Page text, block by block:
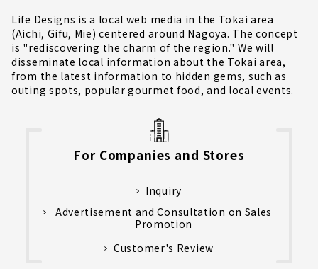
Life Designs is a local web media in the Tokai area
(Aichi, Gifu, Mie) centered around Nagoya. The concept
is "rediscovering the charm of the region." We will
disseminate local information about the Tokai area,
from the latest information to hidden gems, such as
outing spots, popular gourmet food, and local events.
For Companies and Stores
Inquiry
Advertisement and Consultation on Sales
Promotion
Customer's Review